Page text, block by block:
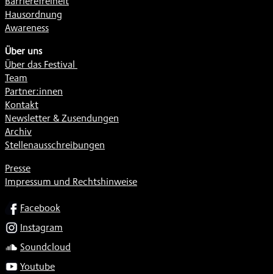
Hausordnung
Awareness
Über uns
Über das Festival
Team
Partner:innen
Kontakt
Newsletter & Zusendungen
Archiv
Stellenausschreibungen
Presse
Impressum und Rechtshinweise
SOCIALFacebook
Instagram
Soundcloud
Youtube